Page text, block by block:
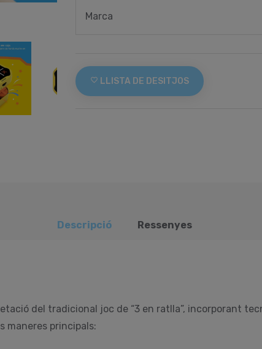
Marca
favorite_border LLISTA DE DESITJOS
Descripció Ressenyes
del tradicional joc de “3 en ratlla”, incorporant
maneres principals: